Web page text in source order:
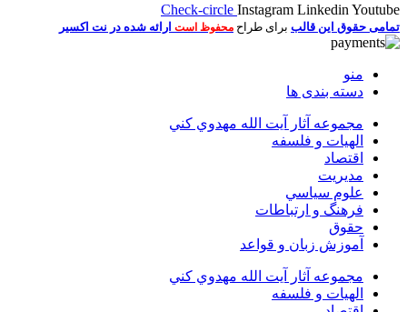
Check-circle Instagram Linkedin Youtube
تمامی حقوق این قالب برای طراح محفوظ است ارائه شده در نت اکسیر
منو
دسته بندی ها
مجموعه آثار آيت الله مهدوي كني
الهیات و فلسفه
اقتصاد
مديريت
علوم سياسي
فرهنگ و ارتباطات
حقوق
آموزش زبان و قواعد
مجموعه آثار آيت الله مهدوي كني
الهیات و فلسفه